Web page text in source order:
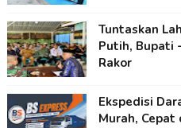
Tuntaskan
Putih, Bupati
Rakor
Ekspedisi
Murah, Cepat